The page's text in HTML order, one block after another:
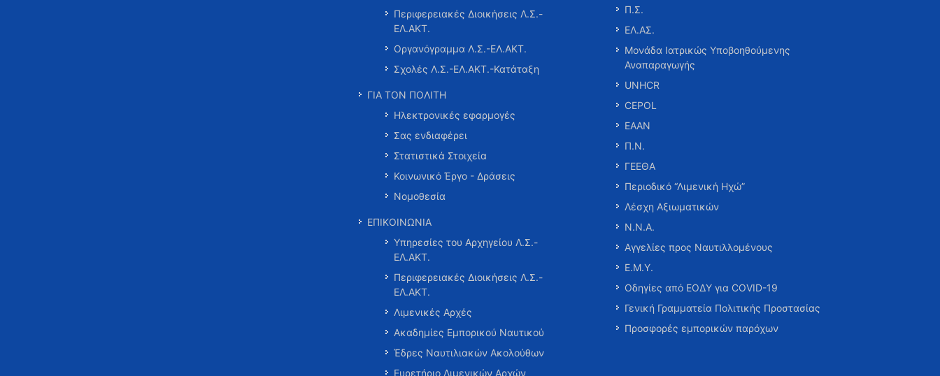
Περιφερειακές Διοικήσεις Λ.Σ.-
ΕΛ.ΑΚΤ.
Οργανόγραμμα Λ.Σ.-ΕΛ.ΑΚΤ.
Σχολές Λ.Σ.-ΕΛ.ΑΚΤ.-Κατάταξη
ΓΙΑ ΤΟΝ ΠΟΛΙΤΗ
Ηλεκτρονικές εφαρμογές
Σας ενδιαφέρει
Στατιστικά Στοιχεία
Κοινωνικό Έργο - Δράσεις
Νομοθεσία
ΕΠΙΚΟΙΝΩΝΙΑ
Υπηρεσίες του Αρχηγείου Λ.Σ.-
ΕΛ.ΑΚΤ.
Περιφερειακές Διοικήσεις Λ.Σ.-
ΕΛ.ΑΚΤ.
Λιμενικές Αρχές
Ακαδημίες Εμπορικού Ναυτικού
Έδρες Ναυτιλιακών Ακολούθων
Ευρετήριο Λιμενικών Αρχών
Π.Σ.
ΕΛ.ΑΣ.
Μονάδα Ιατρικώς Υποβοηθούμενης
Αναπαραγωγής
UNHCR
CEPOL
ΕΑΑΝ
Π.Ν.
ΓΕΕΘΑ
Περιοδικό “Λιμενική Ηχώ”
Λέσχη Αξιωματικών
Ν.Ν.Α.
Αγγελίες προς Ναυτιλλομένους
Ε.Μ.Υ.
Οδηγίες από ΕΟΔΥ για COVID-19
Γενική Γραμματεία Πολιτικής Προστασίας
Προσφορές εμπορικών παρόχων